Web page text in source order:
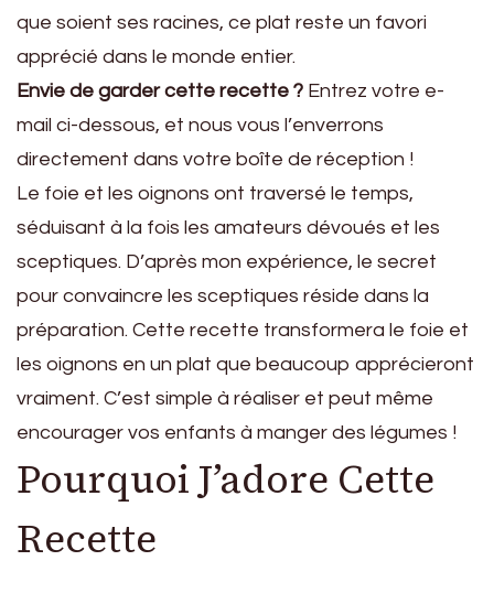
que soient ses racines, ce plat reste un favori
apprécié dans le monde entier.
Envie de garder cette recette ? Entrez votre e-
mail ci-dessous, et nous vous l’enverrons
directement dans votre boîte de réception !
Le foie et les oignons ont traversé le temps,
séduisant à la fois les amateurs dévoués et les
sceptiques. D’après mon expérience, le secret
pour convaincre les sceptiques réside dans la
préparation. Cette recette transformera le foie et
les oignons en un plat que beaucoup apprécieront
vraiment. C’est simple à réaliser et peut même
encourager vos enfants à manger des légumes !
Pourquoi J’adore Cette
Recette